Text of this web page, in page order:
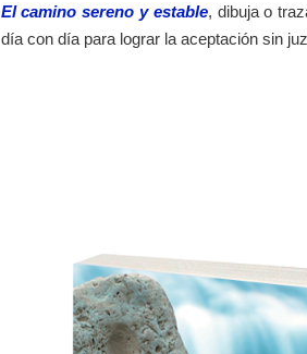
El camino sereno y estable, dibuja o
día con día para lograr la aceptación sin